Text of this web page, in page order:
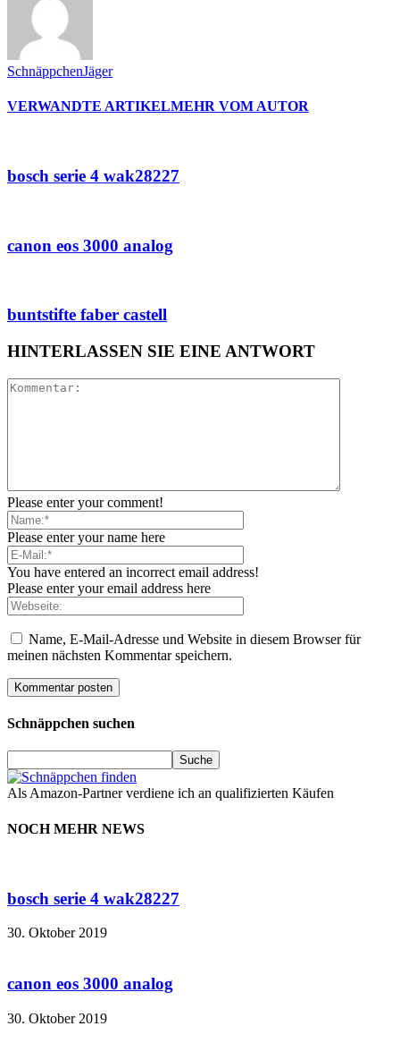
SchnäppchenJäger
VERWANDTE ARTIKELMEHR VOM AUTOR
bosch serie 4 wak28227
canon eos 3000 analog
buntstifte faber castell
HINTERLASSEN SIE EINE ANTWORT
Please enter your comment!
Please enter your name here
You have entered an incorrect email address!
Please enter your email address here
Name, E-Mail-Adresse und Website in diesem Browser für
meinen nächsten Kommentar speichern.
Schnäppchen suchen
Als Amazon-Partner verdiene ich an qualifizierten Käufen
NOCH MEHR NEWS
bosch serie 4 wak28227
30. Oktober 2019
canon eos 3000 analog
30. Oktober 2019